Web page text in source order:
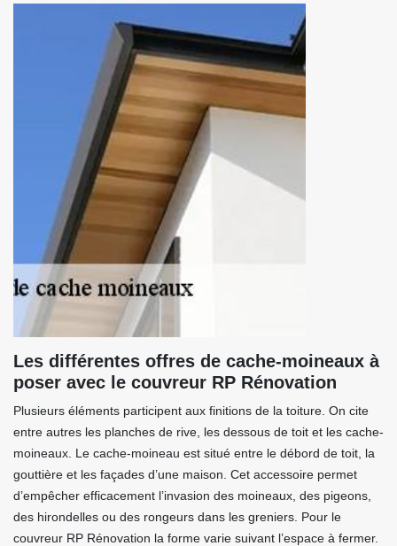
Les différentes offres de cache-moineaux à
poser avec le couvreur RP Rénovation
Plusieurs éléments participent aux finitions de la toiture. On cite
entre autres les planches de rive, les dessous de toit et les cache-
moineaux. Le cache-moineau est situé entre le débord de toit, la
gouttière et les façades d’une maison. Cet accessoire permet
d’empêcher efficacement l’invasion des moineaux, des pigeons,
des hirondelles ou des rongeurs dans les greniers. Pour le
couvreur RP Rénovation la forme varie suivant l’espace à fermer.